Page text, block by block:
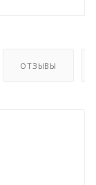
ОТЗЫВЫ